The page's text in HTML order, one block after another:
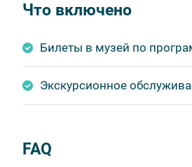
Что включено
Билеты в музей по
Экскурсионное
FAQ